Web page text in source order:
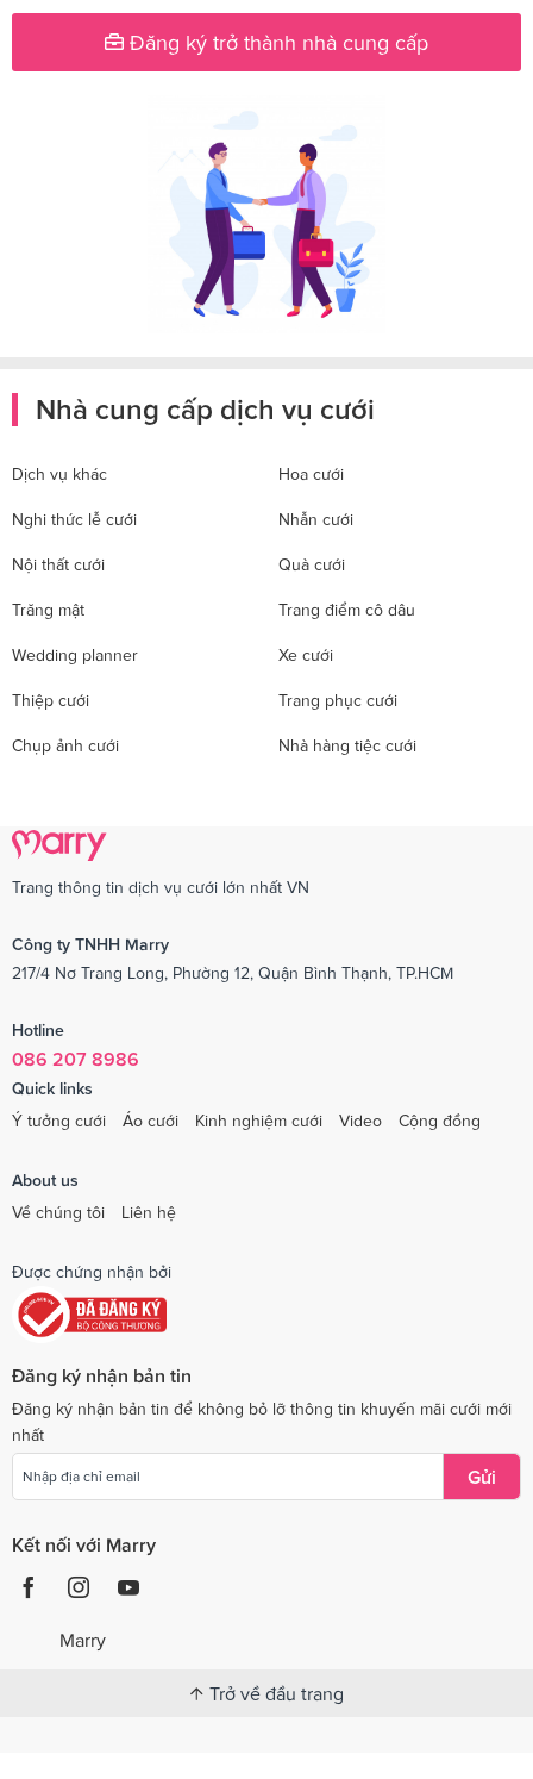
Đăng ký trở thành nhà cung cấp
Nhà cung cấp dịch vụ cưới
Dịch vụ khác Hoa cưới
Nghi thức lễ cưới Nhẫn cưới
Nội thất cưới Quà cưới
Trăng mật Trang điểm cô dâu
Wedding planner Xe cưới
Thiệp cưới Trang phục cưới
Chụp ảnh cưới Nhà hàng tiệc cưới
Trang thông tin dịch vụ cưới lớn nhất VN
Công ty TNHH Marry
217/4 Nơ Trang Long, Phường 12, Quận Bình Thạnh, TP.HCM
Hotline
086 207 8986
Quick links
Ý tưởng cưới
Áo cưới Kinh nghiệm cưới Video Cộng đồng
About us
Về chúng tôi
Liên hệ
Được chứng nhận bởi
Đăng ký nhận bản tin
Đăng ký nhận bản tin để không bỏ lỡ thông tin khuyến mãi cưới mới
nhất
Gửi
Kết nối với Marry
Marry
Trở về đầu trang